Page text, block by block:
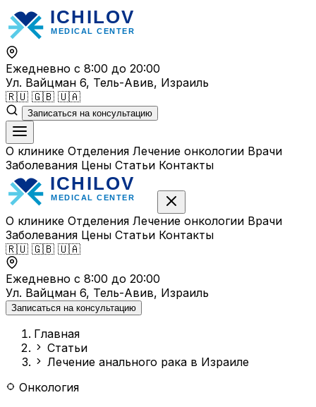
Перейти
к
содержимому
Ежедневно с 8:00 до 20:00
Ул. Вайцман 6, Тель-Авив, Израиль
🇷🇺 🇬🇧 🇺🇦
Записаться на консультацию
О клинике Отделения Лечение онкологии Врачи
Заболевания Цены Статьи Контакты
О клинике Отделения Лечение онкологии Врачи
Заболевания Цены Статьи Контакты
🇷🇺 🇬🇧 🇺🇦
Ежедневно с 8:00 до 20:00
Ул. Вайцман 6, Тель-Авив, Израиль
Записаться на консультацию
Главная
Статьи
Лечение анального рака в Израиле
Онкология